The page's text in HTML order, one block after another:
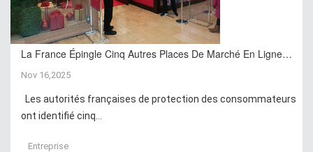
La France Épingle Cinq Autres Places De Marché En Ligne…
Nov 16,2025
Les autorités françaises de protection des consommateurs
ont identifié cinq...
Entreprise